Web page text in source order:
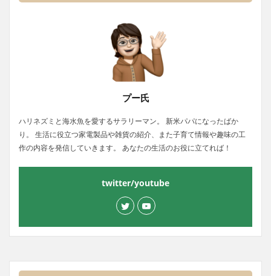
プー氏
ハリネズミと海水魚を愛するサラリーマン。 新米パパになったばか
り。 生活に役立つ家電製品や雑貨の紹介、また子育て情報や趣味の工
作の内容を発信していきます。 あなたの生活のお役に立てれば！
twitter/youtube